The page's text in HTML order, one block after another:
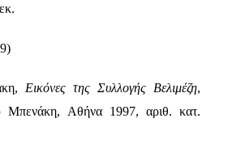
σώζονται μόνον
οι μορφές του
)
Εικόνες της Συλλογής Βελιμέζη,
Μπενάκη, Αθήνα 1997, αριθ. κατ.